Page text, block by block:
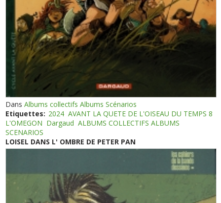
DansAlbums collectifs Albums Scénarios
Etiquettes: 2024 AVANT LA QUETE DE L'OISEAU DU TEMPS 8
L'OMEGON Dargaud ALBUMS COLLECTIFS ALBUMS
SCENARIOS
LOISEL DANS L' OMBRE DE PETER PAN